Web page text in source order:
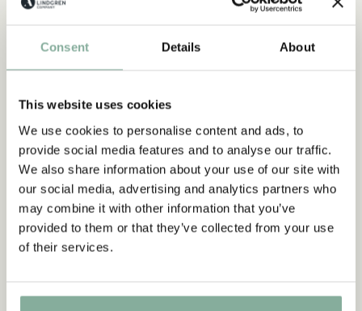
Consent Details About
This website uses cookies
We use cookies to personalise content and ads, to
provide social media features and to analyse our traffic.
We also share information about your use of our site with
our social media, advertising and analytics partners who
may combine it with other information that you’ve
provided to them or that they’ve collected from your use
of their services.